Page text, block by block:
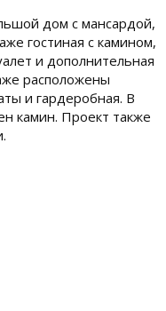
дом с мансардой,
гостиная с камином,
и дополнительная
расположены
и гардеробная. В
камин. Проект также